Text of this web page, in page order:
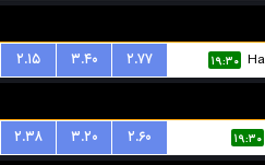
۱۹:۳۰ ۲.۷۷ ۳.۴۰
۲.۱۵
۱۹:۳۰ ۲.۶۰ ۳.۲۰
۲.۳۸